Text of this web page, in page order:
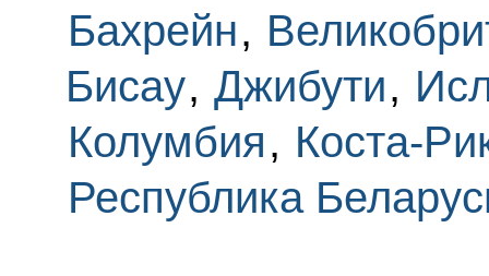
Бахрейн,
Бисау, Джибути,
Колумбия, Коста-
Республика